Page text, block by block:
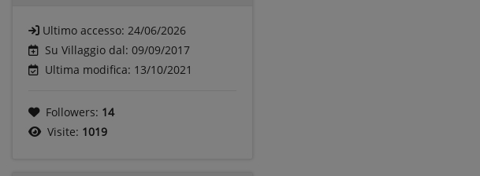
Ultimo accesso: 24/06/2026
Su Villaggio dal: 09/09/2017
Ultima modifica: 13/10/2021
Followers: 14
Visite: 1019